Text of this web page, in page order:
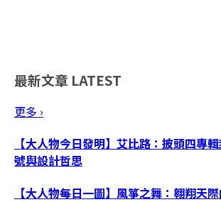
最新文章 LATEST
更多 ›
【大人物今日發明】艾比路：披頭四專
號與設計哲思
【大人物每日一圖】風箏之舞：翱翔天